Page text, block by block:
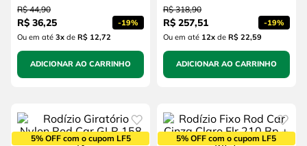
R$ 44,90
R$ 36,25 -19%
Ou em até 3xde R$ 12,72
ADICIONAR AO CARRINHO
R$ 318,90
R$ 257,51 -19%
Ou em até 12xde R$ 22,59
ADICIONAR AO CARRINHO
5% OFF com o cupom LF5
5% OFF com o cupom LF5